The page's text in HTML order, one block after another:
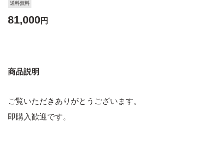
送料無料
81,000円
商品説明
ご覧いただきありがとうございます。
即購入歓迎です。